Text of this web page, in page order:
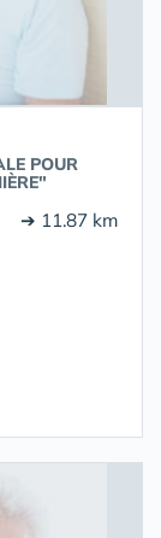
POUR
➔ 11.87 km